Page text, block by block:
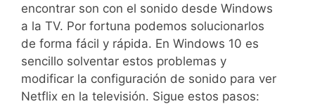
encontrar son con el sonido desde Windows
a la TV. Por fortuna podemos solucionarlos
de forma fácil y rápida. En Windows 10 es
sencillo solventar estos problemas y
modificar la configuración de sonido para ver
Netflix en la televisión. Sigue estos pasos: